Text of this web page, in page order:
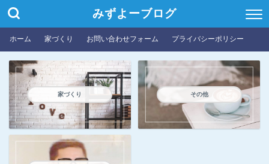
みずよーブログ
ホーム 家づくり お問い合わせフォーム プライバシーポリシー
家づくり その他